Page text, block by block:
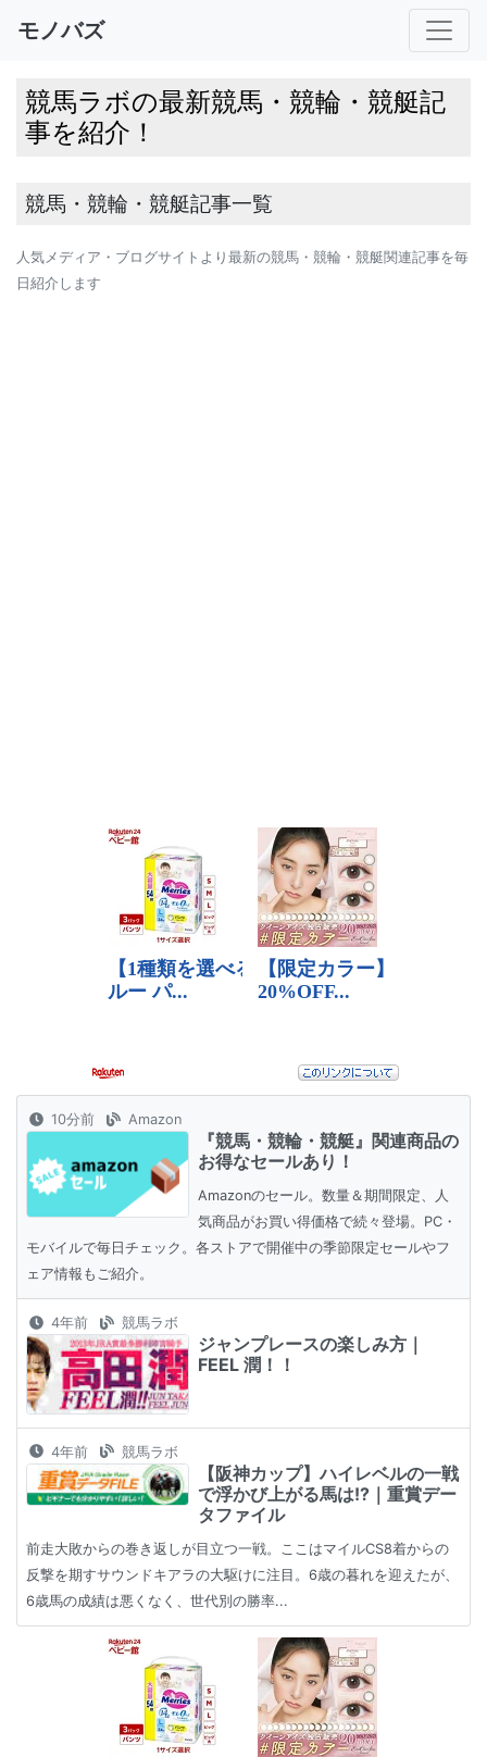
モノバズ
競馬ラボの最新競馬・競輪・競艇記
事を紹介！
競馬・競輪・競艇記事一覧
人気メディア・ブログサイトより最新の競馬・競輪・競艇関連記事を毎
日紹介します
10分前 Amazon
『競馬・競輪・競艇』関連商品の
お得なセールあり！
Amazonのセール。数量＆期間限定、人
気商品がお買い得価格で続々登場。PC・
モバイルで毎日チェック。各ストアで開催中の季節限定セールやフ
ェア情報もご紹介。
4年前 競馬ラボ
ジャンプレースの楽しみ方｜
FEEL 潤！！
4年前 競馬ラボ
【阪神カップ】ハイレベルの一戦
で浮かび上がる馬は!?｜重賞デー
タファイル
前走大敗からの巻き返しが目立つ一戦。ここはマイルCS8着からの
反撃を期すサウンドキアラの大駆けに注目。6歳の暮れを迎えたが、
6歳馬の成績は悪くなく、世代別の勝率...